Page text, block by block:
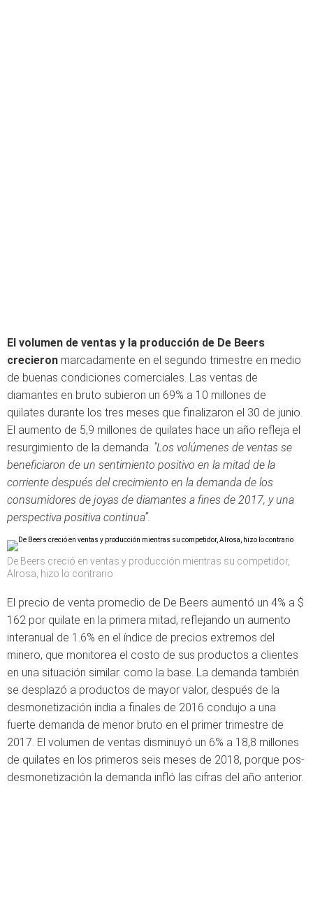
El volumen de ventas y la producción de De Beers
crecieron marcadamente en el segundo trimestre en medio
de buenas condiciones comerciales. Las ventas de
diamantes en bruto subieron un 69% a 10 millones de
quilates durante los tres meses que finalizaron el 30 de junio.
El aumento de 5,9 millones de quilates hace un año refleja el
resurgimiento de la demanda. "Los volúmenes de ventas se
beneficiaron de un sentimiento positivo en la mitad de la
corriente después del crecimiento en la demanda de los
consumidores de joyas de diamantes a fines de 2017, y una
perspectiva positiva continua”.
De Beers creció en ventas y producción mientras su competidor,
Alrosa, hizo lo contrario
El precio de venta promedio de De Beers aumentó un 4% a $
162 por quilate en la primera mitad, reflejando un aumento
interanual de 1.6% en el índice de precios extremos del
minero, que monitorea el costo de sus productos a clientes
en una situación similar. como la base. La demanda también
se desplazó a productos de mayor valor, después de la
desmonetización india a finales de 2016 condujo a una
fuerte demanda de menor bruto en el primer trimestre de
2017. El volumen de ventas disminuyó un 6% a 18,8 millones
de quilates en los primeros seis meses de 2018, porque pos-
desmonetización la demanda infló las cifras del año anterior.